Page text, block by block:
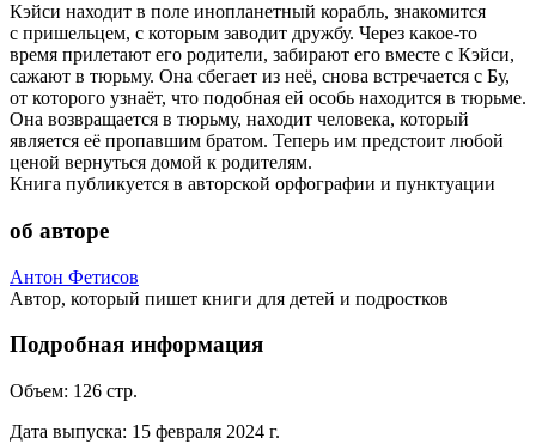
Кэйси находит в поле инопланетный корабль, знакомится
с пришельцем, с которым заводит дружбу. Через какое-то
время прилетают его родители, забирают его вместе с Кэйси,
сажают в тюрьму. Она сбегает из неё, снова встречается с Бу,
от которого узнаёт, что подобная ей особь находится в тюрьме.
Она возвращается в тюрьму, находит человека, который
является её пропавшим братом. Теперь им предстоит любой
ценой вернуться домой к родителям.
Книга публикуется в авторской орфографии и пунктуации
об авторе
Антон Фетисов
Автор, который пишет книги для детей и подростков
Подробная информация
Объем: 126 стр.
Дата выпуска: 15 февраля 2024 г.